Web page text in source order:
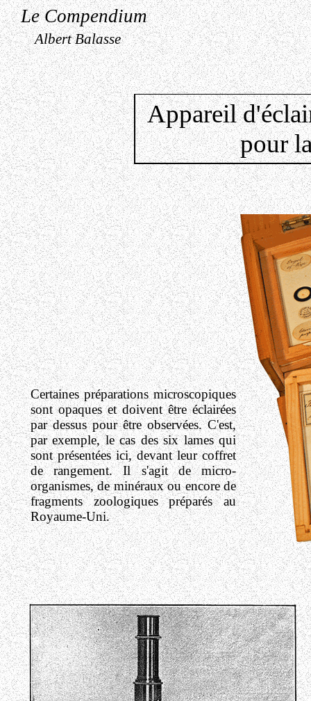
Le Compendium
Albert Balasse
Appareil
pour
Certaines préparations microscopiques
sont opaques et doivent être éclairées
par dessus pour être observées. C'est,
par exemple, le cas des six lames qui
sont présentées ici, devant leur coffret
de rangement. Il s'agit de micro-
organismes, de minéraux ou encore de
fragments zoologiques préparés au
Royaume-Uni.